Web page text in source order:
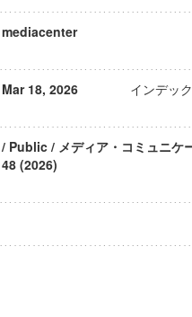
mediacenter
Mar 18, 2026 インデッ
/ Public / メディア・コミュニ
48 (2026)